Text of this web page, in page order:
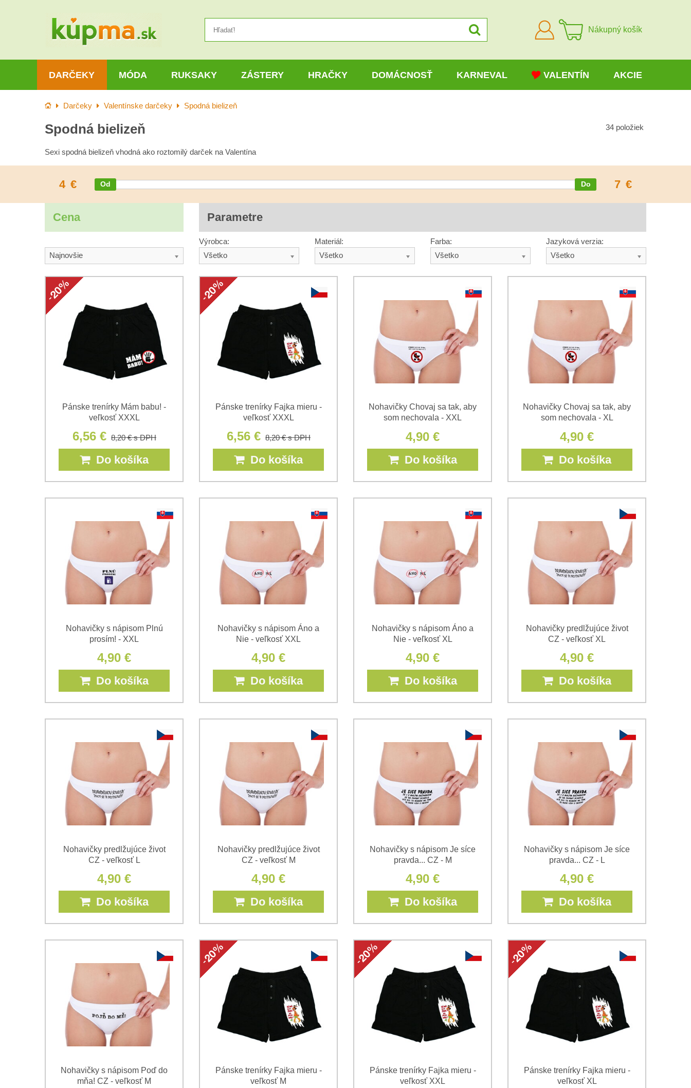
Prihlásiť
sa
Nákupný košík
DARČEKY MÓDA RUKSAKY ZÁSTERY HRAČKY DOMÁCNOSŤ KARNEVAL VALENTÍN AKCIE
Úvod Darčeky Valentínske darčeky Spodná bielizeň
Spodná bielizeň 34 položiek
Sexi spodná bielizeň vhodná ako roztomilý darček na Valentína
4 € 7 €
Cena Parametre
Najnovšie
Výrobca:
Všetko
Materiál:
Všetko
Farba:
Všetko
Jazyková verzia:
Všetko
Pánske trenírky Mám babu! -
veľkosť XXXL
6,56 € 8,20 €s DPH
Do košíka
Pánske trenírky Fajka mieru -
veľkosť XXXL
6,56 € 8,20 €s DPH
Do košíka
Nohavičky Chovaj sa tak, aby
som nechovala - XXL
4,90 €
Do košíka
Nohavičky Chovaj sa tak, aby
som nechovala - XL
4,90 €
Do košíka
Nohavičky s nápisom Plnú
prosím! - XXL
4,90 €
Do košíka
Nohavičky s nápisom Áno a
Nie - veľkosť XXL
4,90 €
Do košíka
Nohavičky s nápisom Áno a
Nie - veľkosť XL
4,90 €
Do košíka
Nohavičky predlžujúce život
CZ - veľkosť XL
4,90 €
Do košíka
Nohavičky predlžujúce život
CZ - veľkosť L
4,90 €
Do košíka
Nohavičky predlžujúce život
CZ - veľkosť M
4,90 €
Do košíka
Nohavičky s nápisom Je síce
pravda... CZ - M
4,90 €
Do košíka
Nohavičky s nápisom Je síce
pravda... CZ - L
4,90 €
Do košíka
Nohavičky s nápisom Poď do
mňa! CZ - veľkosť M
Pánske trenírky Fajka mieru -
veľkosť M
Pánske trenírky Fajka mieru -
veľkosť XXL
Pánske trenírky Fajka mieru -
veľkosť XL